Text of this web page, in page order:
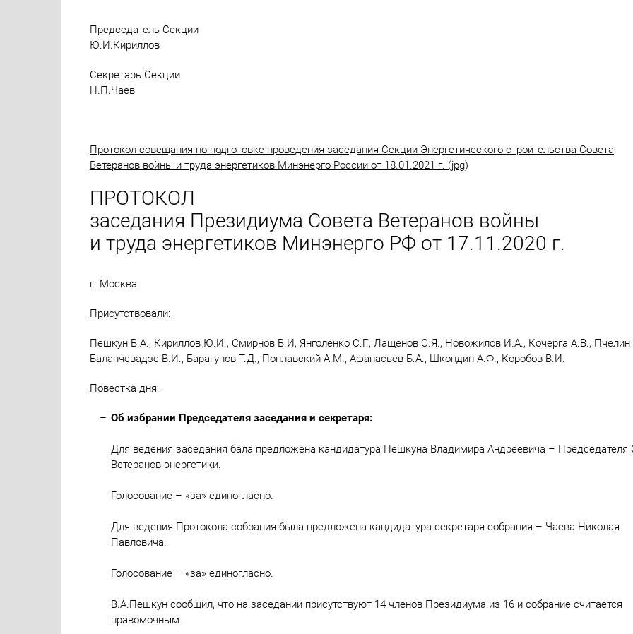
Председатель Секции
Ю.И.Кириллов
Секретарь Секции
Н.П.Чаев
Протокол совещания по подготовке проведения заседания Секции Энергетического строительства Совета
Ветеранов войны и труда энергетиков Минэнерго России от 18.01.2021 г. (jpg)
ПРОТОКОЛ
заседания Президиума Совета Ветеранов войны
и труда энергетиков Минэнерго РФ от 17.11.2020 г.
г. Москва
Присутствовали:
Пешкун В.А., Кириллов Ю.И., Смирнов В.И, Янголенко С.Г., Лащенов С.Я., Новожилов И.А., Кочерга А.В.,
Баланчевадзе В.И., Барагунов Т.Д., Поплавский А.М., Афанасьев Б.А., Шкондин А.Ф., Коробов В.И.
Повестка дня:
Об избрании Председателя заседания и секретаря:
Для ведения заседания бала предложена кандидатура Пешкуна Владимира Андреевича – Председателя
Ветеранов энергетики.
Голосование – «за» единогласно.
Для ведения Протокола собрания была предложена кандидатура секретаря собрания – Чаева Николая
Павловича.
Голосование – «за» единогласно.
В.А.Пешкун сообщил, что на заседании присутствуют 14 членов Президиума из 16 и собрание считается
правомочным.